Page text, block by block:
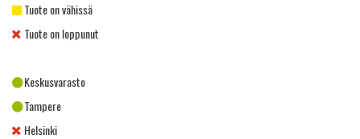
Tuote on vähissä
Tuote on loppunut
Keskusvarasto
Tampere
Helsinki